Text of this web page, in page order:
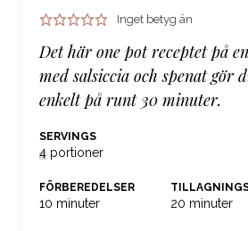
Inget betyg än
Det här one pot receptet på
med salsiccia och spenat gör
enkelt på runt 30 minuter.
SERVINGS
4 portioner
FÖRBEREDELSER
10 minuter
minuter 20 minuter
minuter